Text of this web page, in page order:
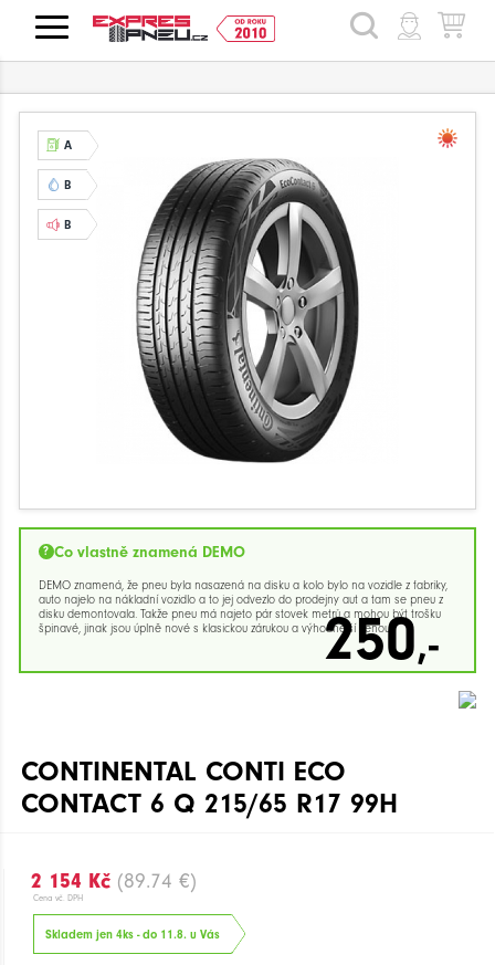
HLEDAT
A
B
B
Co vlastně znamená DEMO
DEMO znamená, že pneu byla nasazená na disku a kolo bylo na vozidle z fabriky,
auto najelo na nákladní vozidlo a to jej odvezlo do prodejny aut a tam se pneu z
disku demontovala. Takže pneu má najeto pár stovek metrů a mohou být trošku
špinavé, jinak jsou úplně nové s klasickou zárukou a výhodnější cenou.
250,-
CONTINENTAL CONTI ECO
CONTACT 6 Q 215/65 R17 99H
2 154 Kč (89.74 €)
Cena vč. DPH
Skladem jen 4ks - do 11.8. u Vás